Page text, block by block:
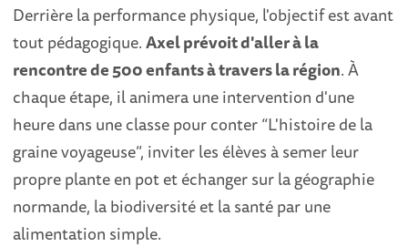
Derrière la performance physique, l'objectif est avant
tout pédagogique.Axel prévoit d'aller à la
rencontre de 500 enfants à travers la région. À
chaque étape, il animera une intervention d'une
heure dans une classe pour conter “L'histoire de la
graine voyageuse”, inviter les élèves à semer leur
propre plante en pot et échanger sur la géographie
normande, la biodiversité et la santé par une
alimentation simple.